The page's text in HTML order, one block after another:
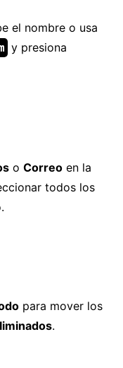
el nombre o usa
y presiona
o Correo en la
todos los
para mover los
.